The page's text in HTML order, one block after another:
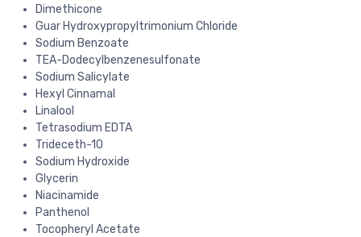
Dimethicone
Guar Hydroxypropyltrimonium Chloride
Sodium Benzoate
TEA-Dodecylbenzenesulfonate
Sodium Salicylate
Hexyl Cinnamal
Linalool
Tetrasodium EDTA
Trideceth-10
Sodium Hydroxide
Glycerin
Niacinamide
Panthenol
Tocopheryl Acetate